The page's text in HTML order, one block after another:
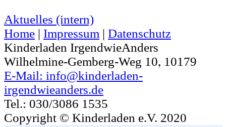
Aktuelles (intern)
Home | Impressum | Datenschutz
Kinderladen IrgendwieAnders
Wilhelmine-Gemberg-Weg 10, 10179
E-Mail: info@kinderladen-
irgendwieanders.de
Tel.: 030/3086 1535
Copyright © Kinderladen e.V. 2020